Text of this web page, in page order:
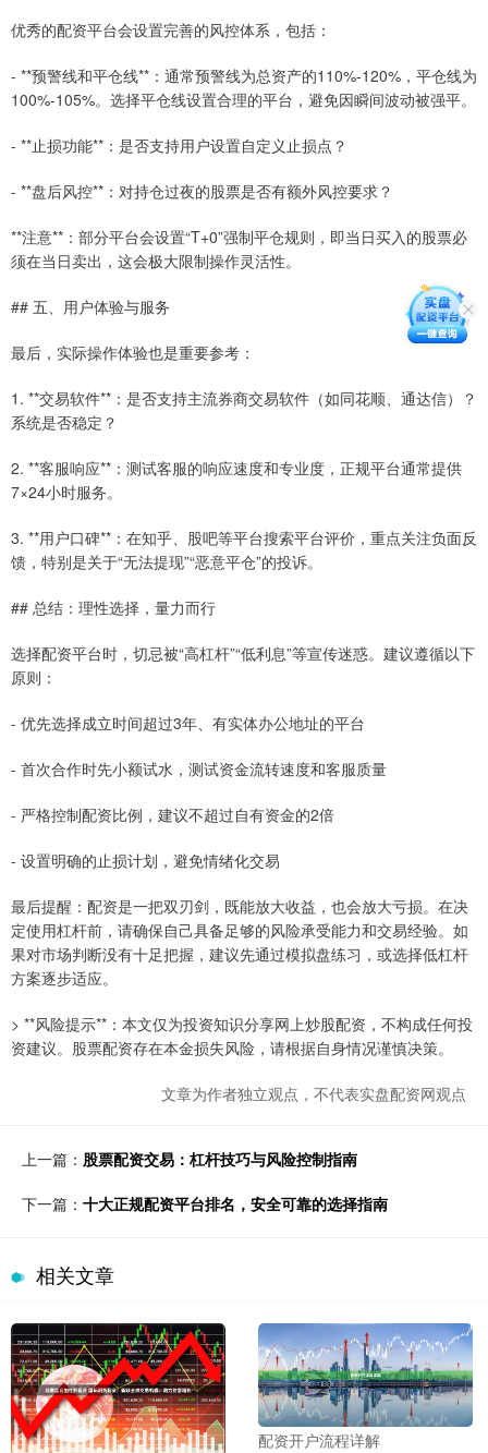
优秀的配资平台会设置完善的风控体系，包括：
- **预警线和平仓线**：通常预警线为总资产的110%-120%，平仓线为
100%-105%。选择平仓线设置合理的平台，避免因瞬间波动被强平。
- **止损功能**：是否支持用户设置自定义止损点？
- **盘后风控**：对持仓过夜的股票是否有额外风控要求？
**注意**：部分平台会设置“T+0”强制平仓规则，即当日买入的股票必
须在当日卖出，这会极大限制操作灵活性。
## 五、用户体验与服务
最后，实际操作体验也是重要参考：
1. **交易软件**：是否支持主流券商交易软件（如同花顺、通达信）？
系统是否稳定？
2. **客服响应**：测试客服的响应速度和专业度，正规平台通常提供
7×24小时服务。
3. **用户口碑**：在知乎、股吧等平台搜索平台评价，重点关注负面反
馈，特别是关于“无法提现”“恶意平仓”的投诉。
## 总结：理性选择，量力而行
选择配资平台时，切忌被“高杠杆”“低利息”等宣传迷惑。建议遵循以下
原则：
- 优先选择成立时间超过3年、有实体办公地址的平台
- 首次合作时先小额试水，测试资金流转速度和客服质量
- 严格控制配资比例，建议不超过自有资金的2倍
- 设置明确的止损计划，避免情绪化交易
最后提醒：配资是一把双刃剑，既能放大收益，也会放大亏损。在决
定使用杠杆前，请确保自己具备足够的风险承受能力和交易经验。如
果对市场判断没有十足把握，建议先通过模拟盘练习，或选择低杠杆
方案逐步适应。
> **风险提示**：本文仅为投资知识分享网上炒股配资，不构成任何投
资建议。股票配资存在本金损失风险，请根据自身情况谨慎决策。
文章为作者独立观点，不代表实盘配资网观点
上一篇： 股票配资交易：杠杆技巧与风险控制指南
下一篇： 十大正规配资平台排名，安全可靠的选择指南
相关文章
配资开户流程详解